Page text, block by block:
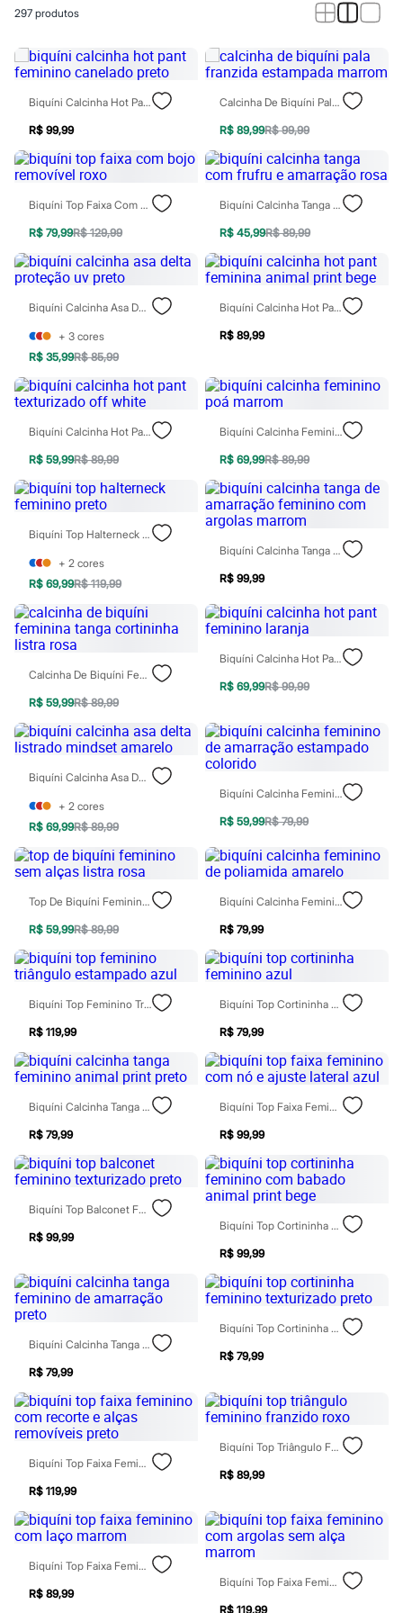
Blusas e Camisetas
Calças
Casacos e Jaquetas
Jeans
Macacões
Shorts e Bermudas
Vestidos
Acessórios
Bolsas
Bonés e Chapéus
Bijoux
Cintos
Relógios
Calçados
Chinelos
Rasteirinhas
Sandálias
Sapatilhas
Tênis
Marcas
City
Clock House
Mindset
Sawary
Moda esportiva
Acessórios
Calçados
Leggings
Shorts e Bermudas
Tops
Moda íntima
Calcinhas
Cintas e Modeladores
Meias
Pijamas
Sutiãs e Tops
Moda praia
Maiôs
Saídas de praia
Plus size
Blusas e Camisetas
Calças
Casacos e Jaquetas
Jeans
Moda esportiva
Shorts e Saias
Vestidos
Masculino
Em alta
Inverno
Novidades
Bermudas
Camisas
Calças
Camisetas e Regatas
Casacos e Jaquetas
Jeans
Polos
Bolsas e Mochilas
Chapéus e Bonés
Cintos
Carteiras
Óculos
Relógios
Calçados
Sapatos
Sandálias e Papetes
Tênis
Acessórios
Bermudas
Camisetas
Calças
Calçados
Regatas
Moda íntima
Cuecas
Pijamas
Moda praia
Personagens
Plus size
Blusas e Camisetas
Calças
Camisas
297 produtos
Biquíni Calcinha Hot Pant Feminino Canelado Preto
R$ 99,99
Calcinha De Biquíni Pala Franzida Estampada Marrom
R$ 89,99R$ 99,99
Biquíni Top Faixa Com Bojo Removível Roxo
R$ 79,99R$ 129,99
Biquíni Calcinha Tanga Com Frufru E Amarração Rosa
R$ 45,99R$ 89,99
Biquíni Calcinha Asa Delta Proteção Uv Preto
+ 3 cores
R$ 35,99R$ 85,99
Biquíni Calcinha Hot Pant Feminina Animal Print Bege
R$ 89,99
Biquíni Calcinha Hot Pant Texturizado Off White
R$ 59,99R$ 89,99
Biquíni Calcinha Feminino Poá Marrom
R$ 69,99R$ 89,99
Biquíni Top Halterneck Feminino Preto
+ 2 cores
R$ 69,99R$ 119,99
Biquíni Calcinha Tanga De Amarração Feminino Com Argolas Marrom
R$ 99,99
Calcinha De Biquíni Feminina Tanga Cortininha Listra Rosa
R$ 59,99R$ 89,99
Biquíni Calcinha Hot Pant Feminino Laranja
R$ 69,99R$ 99,99
Biquíni Calcinha Asa Delta Listrado Mindset Amarelo
+ 2 cores
R$ 69,99R$ 89,99
Biquíni Calcinha Feminino De Amarração Estampado Colorido
R$ 59,99R$ 79,99
Top De Biquíni Feminino Sem Alças Listra Rosa
R$ 59,99R$ 89,99
Biquíni Calcinha Feminino De Poliamida Amarelo
R$ 79,99
Biquíni Top Feminino Triângulo Estampado Azul
R$ 119,99
Biquíni Top Cortininha Feminino Azul
R$ 79,99
Biquíni Calcinha Tanga Feminino Animal Print Preto
R$ 79,99
Biquíni Top Faixa Feminino Com Nó E Ajuste Lateral Azul
R$ 99,99
Biquíni Top Balconet Feminino Texturizado Preto
R$ 99,99
Biquíni Top Cortininha Feminino Com Babado Animal Print Bege
R$ 99,99
Biquíni Calcinha Tanga Feminino De Amarração Preto
R$ 79,99
Biquíni Top Cortininha Feminino Texturizado Preto
R$ 79,99
Biquíni Top Faixa Feminino Com Recorte E Alças Removíveis Preto
R$ 119,99
Biquíni Top Triângulo Feminino Franzido Roxo
R$ 89,99
Biquíni Top Faixa Feminino Com Laço Marrom
R$ 89,99
Biquíni Top Faixa Feminino Com Argolas Sem Alça Marrom
R$ 119,99